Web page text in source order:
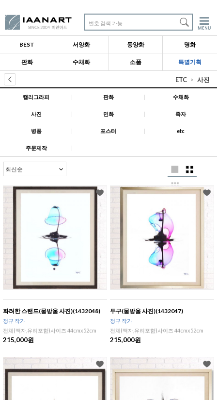
번호 검색 가능
BEST 서양화 동양화 명화
판화 수채화 소품 특별기획
ETC 사진
캘리그라피 | 판화 | 수채화
사진 | 민화 | 족자
병풍 | 포스터 | etc
주문제작 |
화려한 스탠드(물방울 사진)(1432048)
정규 작가
전체(액자,유리포함)사이즈 44cmx52cm
215,000원
투구(물방울 사진)(1432047)
정규 작가
전체(액자,유리포함)사이즈 44cmx52cm
215,000원